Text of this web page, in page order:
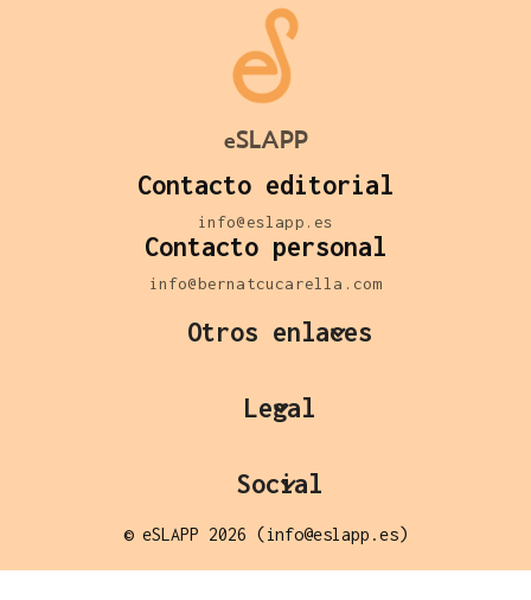
eSLAPP
Contacto editorial
info@eslapp.es
Contacto personal
info@bernatcucarella.com
Otros enlaces
Legal
Social
© eSLAPP 2026 (info@eslapp.es)